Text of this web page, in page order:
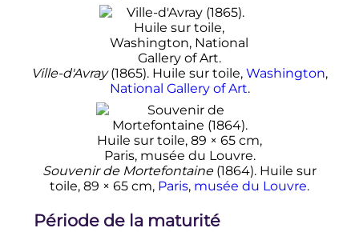
Ville-d'Avray(1865). Huile sur toile, Washington,
National Gallery of Art.
Souvenir de Mortefontaine(1864). Huile sur
toile, 89 × 65 cm, Paris, musée du Louvre.
Période de la maturité